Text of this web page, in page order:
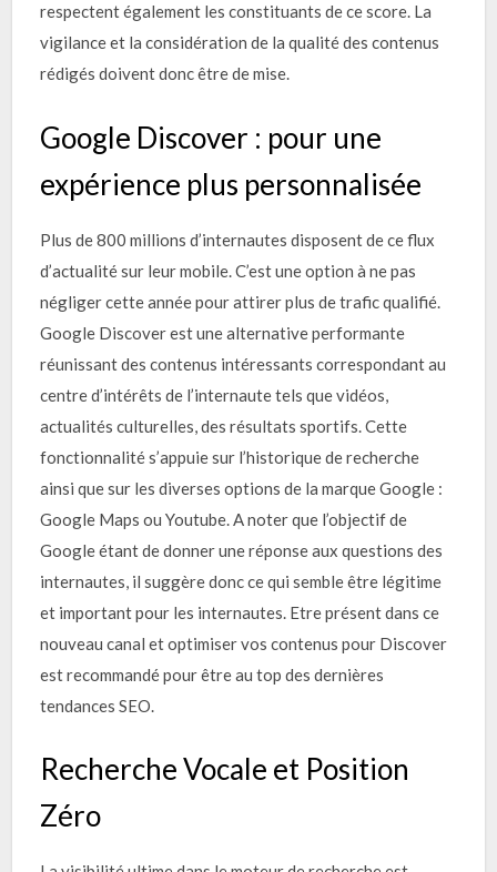
respectent également les constituants de ce score. La
vigilance et la considération de la qualité des contenus
rédigés doivent donc être de mise.
Google Discover : pour une
expérience plus personnalisée
Plus de 800 millions d’internautes disposent de ce flux
d’actualité sur leur mobile. C’est une option à ne pas
négliger cette année pour attirer plus de trafic qualifié.
Google Discover est une alternative performante
réunissant des contenus intéressants correspondant au
centre d’intérêts de l’internaute tels que vidéos,
actualités culturelles, des résultats sportifs. Cette
fonctionnalité s’appuie sur l’historique de recherche
ainsi que sur les diverses options de la marque Google :
Google Maps ou Youtube. A noter que l’objectif de
Google étant de donner une réponse aux questions des
internautes, il suggère donc ce qui semble être légitime
et important pour les internautes. Etre présent dans ce
nouveau canal et optimiser vos contenus pour Discover
est recommandé pour être au top des dernières
tendances SEO.
Recherche Vocale et Position
Zéro